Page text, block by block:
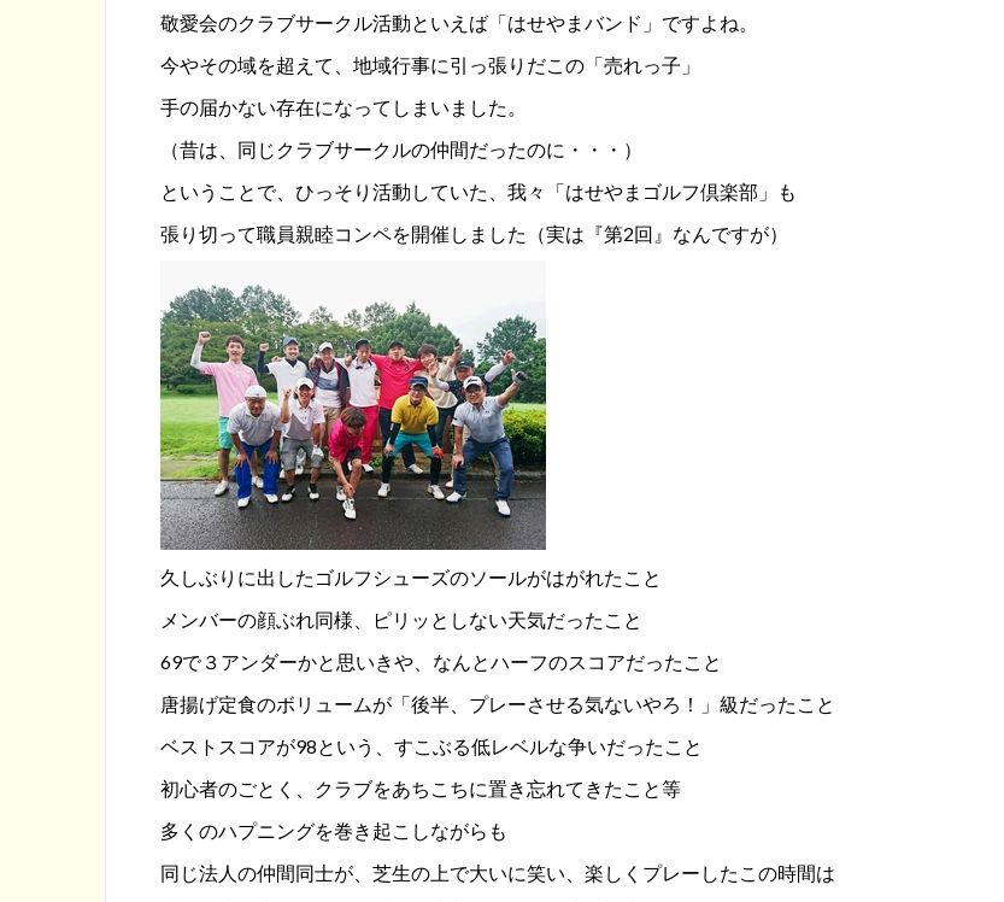
敬愛会のクラブサークル活動といえば「はせやまバンド」ですよね。
今やその域を超えて、地域行事に引っ張りだこの「売れっ子」
手の届かない存在になってしまいました。
（昔は、同じクラブサークルの仲間だったのに・・・）
ということで、ひっそり活動していた、我々「はせやまゴルフ倶楽部」も
張り切って職員親睦コンペを開催しました（実は『第2回』なんですが）
久しぶりに出したゴルフシューズのソールがはがれたこと
メンバーの顔ぶれ同様、ピリッとしない天気だったこと
69で３アンダーかと思いきや、なんとハーフのスコアだったこと
唐揚げ定食のボリュームが「後半、プレーさせる気ないやろ！」級だったこと
ベストスコアが98という、すこぶる低レベルな争いだったこと
初心者のごとく、クラブをあちこちに置き忘れてきたこと等
多くのハプニングを巻き起こしながらも
同じ法人の仲間同士が、芝生の上で大いに笑い、楽しくプレーしたこの時間は